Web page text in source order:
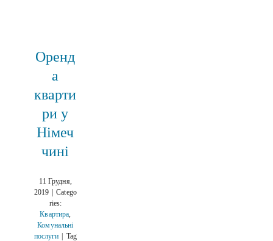
Оренд
а
кварти
ри у
Німеч
чині
11 Грудня,
2019
Catego
ries:
Квартира,
Комунальні
послуги
Tag